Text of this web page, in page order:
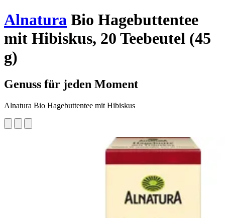
Alnatura Bio Hagebuttentee
mit Hibiskus, 20 Teebeutel (45
g)
Genuss für jeden Moment
Alnatura Bio Hagebuttentee mit Hibiskus